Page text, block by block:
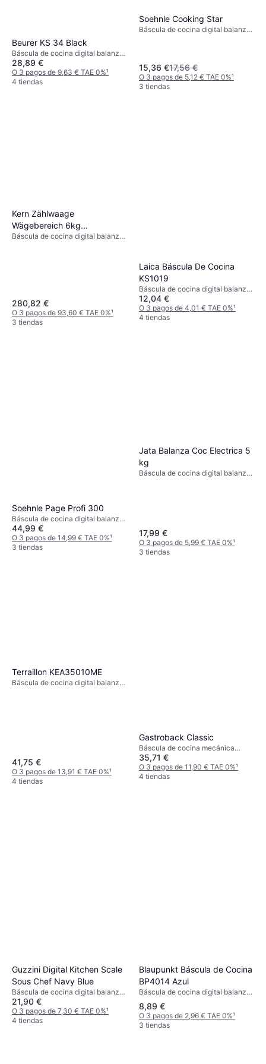
Beurer KS 34 Black
Báscula de cocina digital balanza
de cocina, Tara, Apagado
automático, Indicador de
sobrecarga, Peso (máximo) 15kg,
28,89 €
O 3 pagos de 9,63 € TAE 0%¹
4 tiendas
Soehnle Cooking Star
Báscula de cocina digital balanza
(máximo) 0.5kg, Otras unidades de
medida: Gramo (g), Onza (oz),
Mililitro (ml), Onza líquida (fl.oz)
15,36 €17,56 €
O 3 pagos de 5,12 € TAE 0%¹
3 tiendas
Kern Zählwaage
Wägebereich 6kg
Ziffernschritt 0,1g
Báscula de cocina digital balanza
280,82 €
O 3 pagos de 93,60 € TAE 0%¹
3 tiendas
Laica Báscula De Cocina
KS1019
Báscula de cocina digital balanza
de cocina, Tara, Pies
antideslizantes, Apagado
automático, Peso (máximo) 5kg,
12,04 €
O 3 pagos de 4,01 € TAE 0%¹
4 tiendas
Soehnle Page Profi 300
Báscula de cocina digital balanza
de cocina, Apagado automático,
Pies antideslizantes, Tara, Otras
unidades de medida: Gramo (g),
44,99 €
O 3 pagos de 14,99 € TAE 0%¹
3 tiendas
Jata Balanza Coc Electrica 5
kg
Báscula de cocina digital balanza
Gramo (g)
17,99 €
O 3 pagos de 5,99 € TAE 0%¹
3 tiendas
Terraillon KEA35010ME
Báscula de cocina digital balanza
41,75 €
O 3 pagos de 13,91 € TAE 0%¹
4 tiendas
Gastroback Classic
Báscula de cocina mecánica
balanza de cocina, Peso (máximo)
2kg, Otras unidades de medida:
Gramo (g)
35,71 €
O 3 pagos de 11,90 € TAE 0%¹
4 tiendas
Guzzini Digital Kitchen Scale
Sous Chef Navy Blue
Báscula de cocina digital balanza
de cocina
21,90 €
O 3 pagos de 7,30 € TAE 0%¹
4 tiendas
Blaupunkt Báscula de Cocina
BP4014 Azul
Báscula de cocina digital balanza
de cocina
8,89 €
O 3 pagos de 2,96 € TAE 0%¹
3 tiendas